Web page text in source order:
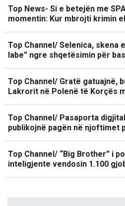
Top News- Si e betejën me
momentin: Kur mbrojti krimin
Top Channel/ Selenica, skena
labe” ngre shqetësimin për
Top Channel/ Gratë gatuajnë,
Lakrorit në Polenë të Korçës
Top Channel/ Pasaporta
publikojnë pagën në njoftimet
Top Channel/ “Big Brother” i
inteligjente vendosin 1.100